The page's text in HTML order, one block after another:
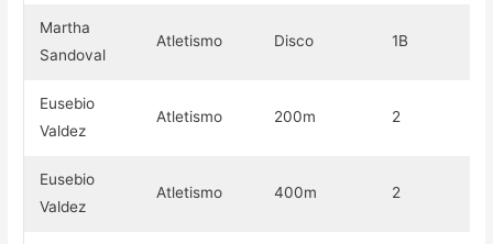
Martha
Sandoval
Atletismo Disco 1B
Eusebio
Valdez
Atletismo 200m 2
Eusebio
Valdez
Atletismo 400m 2